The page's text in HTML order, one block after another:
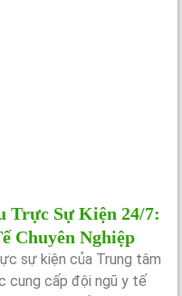
Trực Sự Kiện 24/7:
Chuyên Nghiệp
sự kiện của Trung tâm
cung cấp đội ngũ y tế